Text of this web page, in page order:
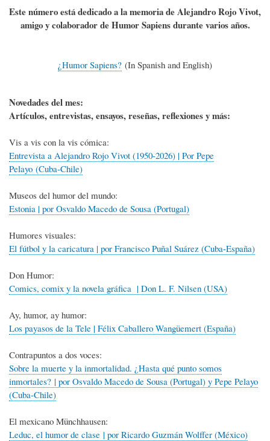
Este número está dedicado a la memoria de Alejandro Rojo Vivot,
amigo y colaborador de Humor Sapiens durante varios años.
¿Humor Sapiens? (In Spanish and English)
Novedades del mes:
Artículos, entrevistas, ensayos, reseñas, reflexiones y más:
Vis a vis con la vis cómica:
Entrevista a Alejandro Rojo Vivot (1950-2026) | Por Pepe
Pelayo (Cuba-Chile)
Museos del humor del mundo:
Estonia | por Osvaldo Macedo de Sousa (Portugal)
Humores visuales:
El fútbol y la caricatura | por Francisco Puñal Suárez (Cuba-España)
Don Humor:
Comics, comix y la novela gráfica | Don L. F. Nilsen (USA)
Ay, humor, ay humor:
Los payasos de la Tele | Félix Caballero Wangüemert (España)
Contrapuntos a dos voces:
Sobre la muerte y la inmortalidad. ¿Hasta qué punto somos
inmortales? | por Osvaldo Macedo de Sousa (Portugal) y Pepe Pelayo
(Cuba-Chile)
El mexicano Münchhausen:
Leduc, el humor de clase | por Ricardo Guzmán Wolffer (México)